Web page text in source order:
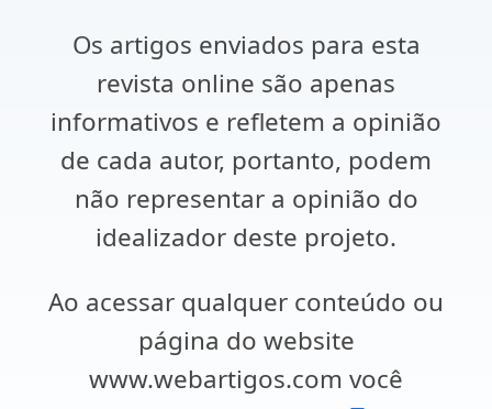
Os artigos enviados para esta
revista online são apenas
informativos e refletem a opinião
de cada autor, portanto, podem
não representar a opinião do
idealizador deste projeto.
Ao acessar qualquer conteúdo ou
página do website
www.webartigos.com você